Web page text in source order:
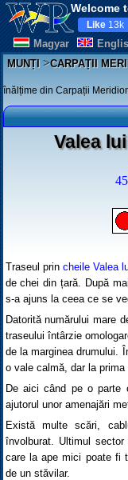
Welcome
Magyar
Like 13k
MUNȚI>CARPAȚII
înălțime din Carpații
Valea
Traseul prin cheile Valea
de chei din țară. După
s-a ajuns la ceea ce se
Datorită numărului mare
traseului întârzie
de la marginea drumului.
o vale calmă, dar la
De aici când pe o parte
ajutorul unor amenajări
Există multe scări,
învolburat. Ultimul
care la ape mici poate fi
de un stăvilar.